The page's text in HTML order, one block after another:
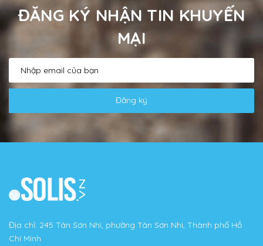
ĐĂNG KÝ NHẬN TIN KHUYẾN
MẠI
Đăng ký
Địa chỉ: 245 Tân Sơn Nhì, phường Tân Sơn Nhì, Thành phố Hồ
Chí Minh